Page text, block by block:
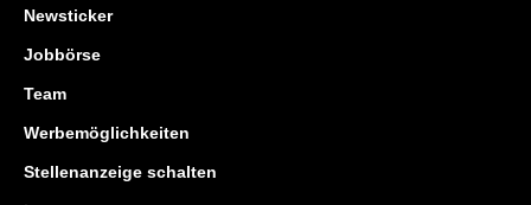
Newsticker
Jobbörse
Team
Werbemöglichkeiten
Stellenanzeige schalten